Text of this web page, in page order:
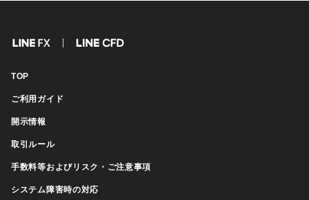
TOP
ご利用ガイド
開示情報
取引ルール
手数料等およびリスク・ご注意事項
システム障害時の対応